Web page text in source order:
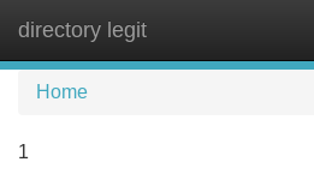
directory legit
Home
1